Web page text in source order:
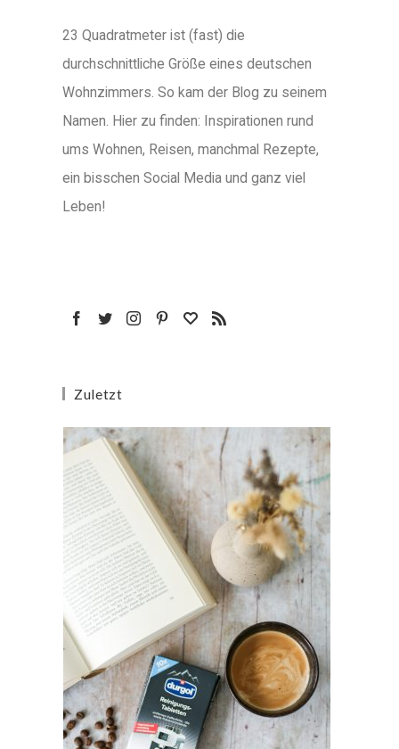
23 Quadratmeter ist (fast) die
durchschnittliche Größe eines deutschen
Wohnzimmers. So kam der Blog zu seinem
Namen. Hier zu finden: Inspirationen rund
ums Wohnen, Reisen, manchmal Rezepte,
ein bisschen Social Media und ganz viel
Leben!
Zuletzt